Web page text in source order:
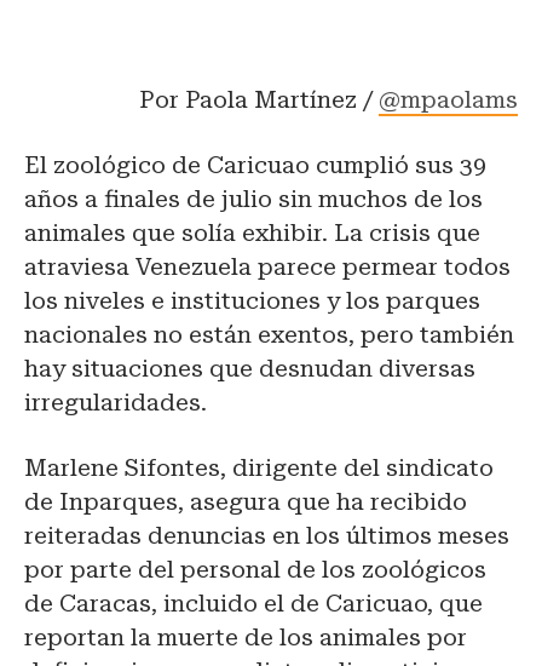
Por Paola Martínez / @mpaolams
El zoológico de Caricuao cumplió sus 39
años a finales de julio sin muchos de los
animales que solía exhibir. La crisis que
atraviesa Venezuela parece permear todos
los niveles e instituciones y los parques
nacionales no están exentos, pero también
hay situaciones que desnudan diversas
irregularidades.
Marlene Sifontes, dirigente del sindicato
de Inparques, asegura que ha recibido
reiteradas denuncias en los últimos meses
por parte del personal de los zoológicos
de Caracas, incluido el de Caricuao, que
reportan la muerte de los animales por